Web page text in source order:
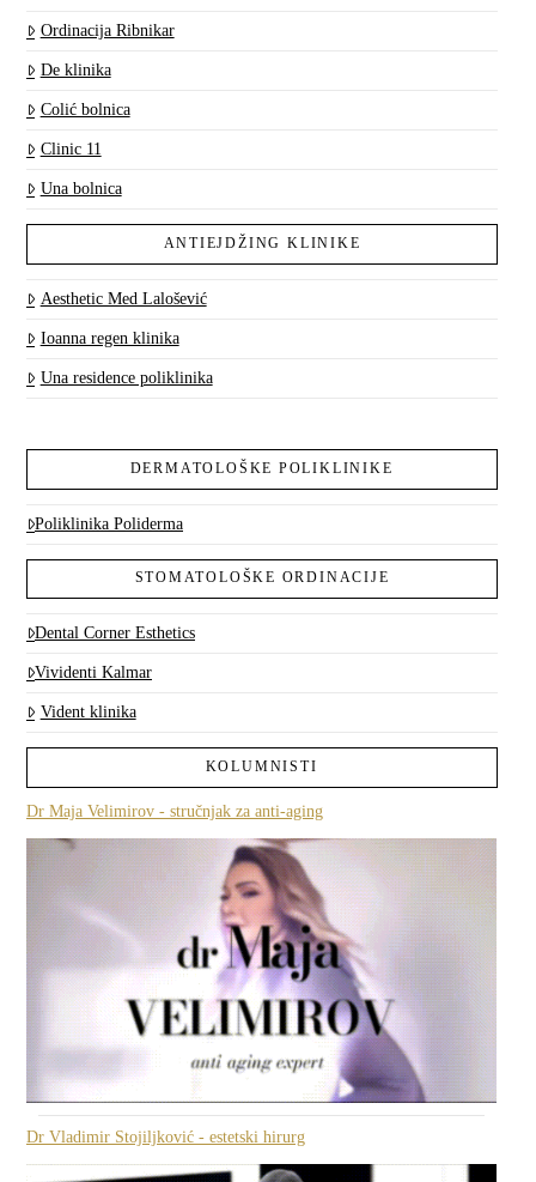
Ordinacija Ribnikar
De klinika
Colić bolnica
Clinic 11
Una bolnica
ANTIEJDŽING KLINIKE
Aesthetic Med Lalošević
Ioanna regen klinika
Una residence poliklinika
DERMATOLOŠKE POLIKLINIKE
Poliklinika Poliderma
STOMATOLOŠKE ORDINACIJE
Dental Corner Esthetics
Vividenti Kalmar
Vident klinika
KOLUMNISTI
Dr Maja Velimirov - stručnjak za anti-aging
Dr Vladimir Stojiljković - estetski hirurg